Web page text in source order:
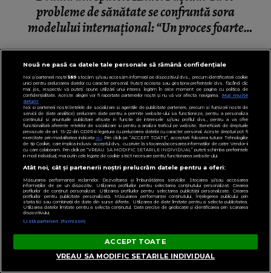
probleme de sănătate se confruntă sora
modelului internațional: “Un proces foarte
VEDETE
Nouă ne pasă ca datele tale personale să rămână confidențiale
Noi și partenerii noștri589stocăm și/sau accesăm informații pe dispozitivul dvs., precum identificatorii cookie
unici pentru prelucrarea datelor cu caracter personal. Puteți accepta sau gestiona preferințele dvs. făcând clic
mai jos, respectiv vă puteți opune utilizării unui interes legitim în orice moment pe pagina cu politica de
confidențialitate. Aceste alegeri vor fi raportate partenerilor noștri și nu vă vor afecta navigarea.
Mai multe
detalii
Noi si partenerii nostri (retelele de socializare si agentiile de publicitate partenere, precum si furnizorii nostri de
servicii de date analitice) prelucram date pentru a permite website-ului sa functioneze, pentru a personaliza
continutul si anunturile publicitare afisate in functie de interesele si/sau profilul dvs., pentru a va oferi
functionalitati aferente retelelor de socializare si pentru a analiza traficul pe website. Beneficiati de drepturile
prevazute de art. 15-22 din GDPR in legatura cu prelucrarea datelor cu caracter personal. Aceste drepturi pot fi
exercitate prin modalitatea indicataaici. Prin click pe “ACCEPT TOATE”, acceptati folosirea tuturor Tehnologiilor
de tip Cookie, care implica inclusiv acceptul dvs. cu privire la stocarea/accesarea informatiilor de catre Vendor-ii
cu care colaboram. Prin click pe “VREAU SA MODIFIC SETARILE INDIVIDUAL” puteti schimba preferintele
in mod individual, mai putin cele legate de cookie strict necesare pentru functionarea website-ului.
Atât noi, cât și partenerii noștri prelucrăm datele pentru a oferi:
Măsurarea performanței reclamelor. Dezvoltarea și îmbunătățirea serviciilor. Stocarea și/sau accesarea
informațiilor de pe un dispozitiv. Utilizarea profilurilor pentru selectarea conținutului personalizat. Crearea
profilurilor de conținut personalizat. Utilizarea profilurilor pentru selectarea publicității personalizate. Crearea
profilurilor pentru publicitate personalizată. Măsurarea performanței conținutului. Înțelegerea publicului prin
statistici sau combinații de date din surse diferite. Utilizarea de date limitate pentru a selecta publicitatea.
Utilizarea datelor limitate pentru a selecta conținutul. Date precise de geolocație și identificarea prin scanarea
dispozitivului.
Listă parteneri (furnizori)
ACCEPT TOATE
VREAU SA MODIFIC SETARILE INDIVIDUAL